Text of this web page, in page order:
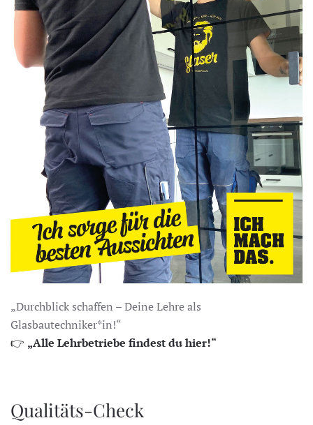
„Durchblick schaffen – Deine Lehre als
Glasbautechniker*in!“
👉 „Alle Lehrbetriebe findest du hier!“
Qualitäts-Check